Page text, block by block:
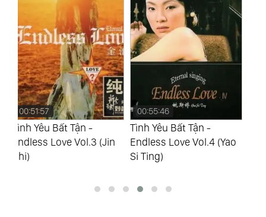
00:55:46
Tình Yêu Bất Tận -
Endless Love Vol.4 (Yao
Si Ting)
00:57:32
Tình Yêu Bất Tận -
Endless Love Vol.5 (Yao
Si Ting)